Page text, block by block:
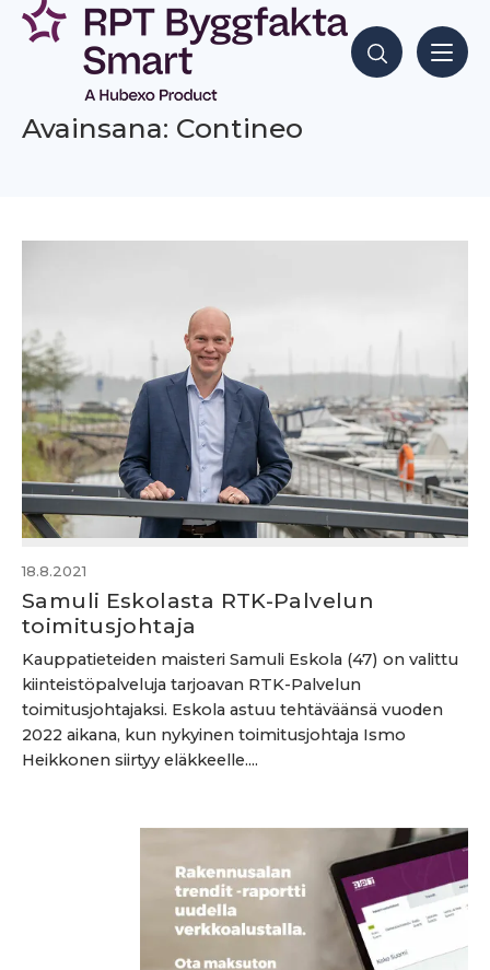
Siirry
sisältöön
Hae sisältöjä
Avainsana: Contineo
18.8.2021
Samuli Eskolasta RTK-Palvelun
toimitusjohtaja
Kauppatieteiden maisteri Samuli Eskola (47) on valittu
kiinteistöpalveluja tarjoavan RTK-Palvelun
toimitusjohtajaksi. Eskola astuu tehtäväänsä vuoden
2022 aikana, kun nykyinen toimitusjohtaja Ismo
Heikkonen siirtyy eläkkeelle....